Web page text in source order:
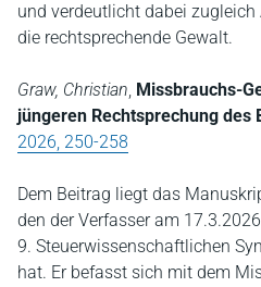
und verdeutlicht dabei
die rechtsprechende Gewalt.
Graw, Christian, Missbrauchs-
jüngeren Rechtsprechung des
2026, 250-258
Dem Beitrag liegt das
den der Verfasser am
9. Steuerwissenschaftlichen
hat. Er befasst sich mit dem